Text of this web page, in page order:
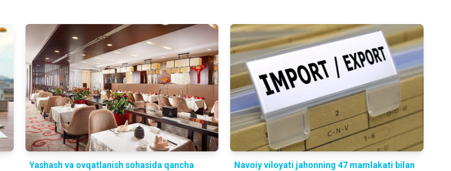
Yashash va ovqatlanish sohasida qancha
Navoiy viloyati jahonning 47 mamlakati bilan